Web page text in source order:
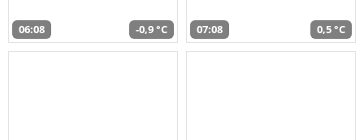
06:08 -0,9 °C 07:08 0,5 °C